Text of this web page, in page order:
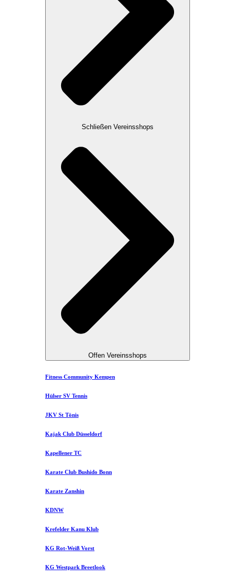
Schließen Vereinsshops
Offen Vereinsshops
Fitness Community Kempen
Hülser SV Tennis
JKV St Tönis
Kajak Club Düsseldorf
Kapellener TC
Karate Club Bushido Bonn
Karate Zanshin
KDNW
Krefelder Kanu Klub
KG Rot-Weiß Vorst
KG Westpark Breetlook